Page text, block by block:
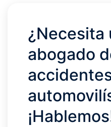
¿Necesita
abogado